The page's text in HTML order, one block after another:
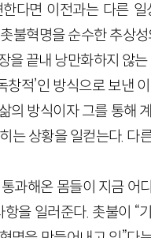
다면 이전과는 다른
불혁명을 순수한 추상
을 끝내 낭만화하지 않는
창적’인 방식으로 보낸
의 방식이자 그를 통해
는 상황을 일컫는다. 다
과해온 몸들이 지금
을 일러준다. 촛불이 “